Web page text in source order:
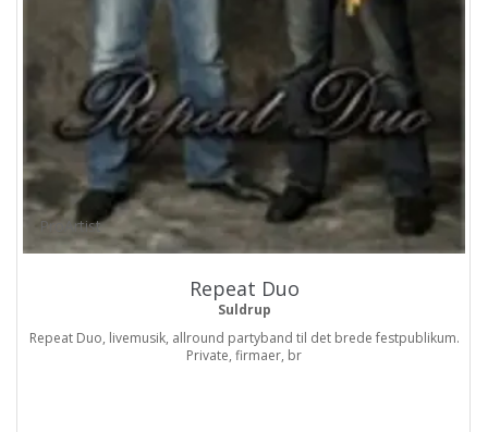
ProArtist
Repeat Duo
Suldrup
Repeat Duo, livemusik, allround partyband til det brede festpublikum.
Private, firmaer, br